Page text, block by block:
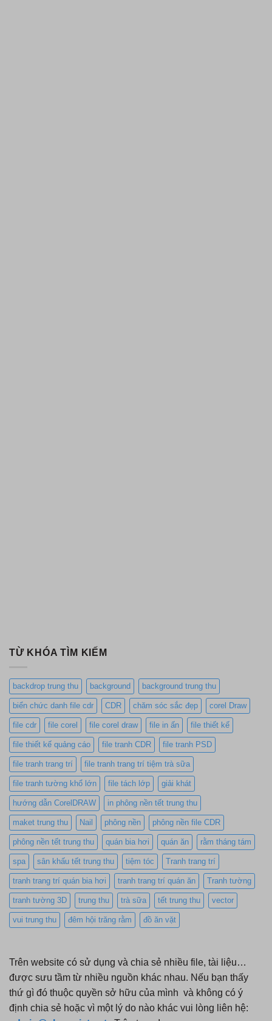
TỪ KHÓA TÌM KIẾM
backdrop trung thu background background trung thu
biển chức danh file cdr CDR chăm sóc sắc đẹp corel Draw
file cdr file corel file corel draw file in ấn file thiết kế
file thiết kế quảng cáo file tranh CDR file tranh PSD
file tranh trang trí file tranh trang trí tiệm trà sữa
file tranh tường khổ lớn file tách lớp giải khát
hướng dẫn CorelDRAW in phông nền tết trung thu
maket trung thu Nail phông nền phông nền file CDR
phông nền tết trung thu quán bia hơi quán ăn rằm tháng tám
spa sân khấu tết trung thu tiệm tóc Tranh trang trí
tranh trang trí quán bia hơi tranh trang trí quán ăn Tranh tường
tranh tường 3D trung thu trà sữa tết trung thu vector
vui trung thu đêm hội trăng rằm đồ ăn vặt
Trên website có sử dụng và chia sẻ nhiều file, tài liệu…
được sưu tầm từ nhiều nguồn khác nhau. Nếu bạn thấy
thứ gì đó thuộc quyền sở hữu của mình và không có ý
định chia sẻ hoặc vì một lý do nào khác vui lòng liên hệ: